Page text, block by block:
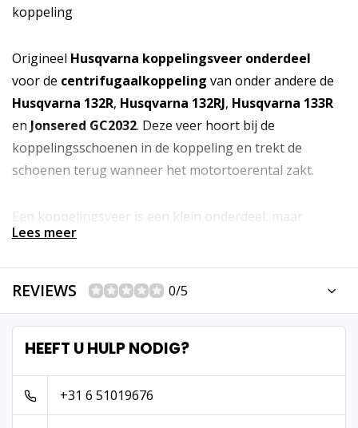
koppeling
Origineel Husqvarna koppelingsveer onderdeel
voor de centrifugaalkoppeling van onder andere de
Husqvarna 132R, Husqvarna 132RJ, Husqvarna 133R
en Jonsered GC2032. Deze veer hoort bij de
koppelingsschoenen in de koppeling en trekt de
schoenen terug wanneer het motortoerental zakt.
Een koppelingsveer is een klein onderdeel, maar
technisch belangrijk. Wanneer de veer verzwakt,
aangrijpen of kan desnijkop bij stationair
✅Technische specificaties
Onderdeeltype: koppelingsveer onderdeel
Toepassing: centrifugaalkoppeling
Merk: Husqvarna
Lees meer
REVIEWS 0/5
HEEFT U HULP NODIG?
+31 6 51019676